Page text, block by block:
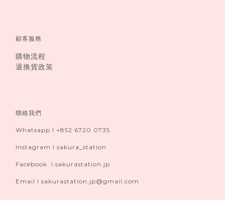
顧客服務
購物流程
退換貨政策
聯絡我們
Whatsapp I +852 6720 0735
Instagram I sakura_station
Facebook I sakurastation.jp
Email I sakurastation.jp@gmail.com